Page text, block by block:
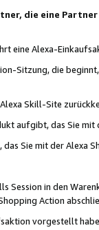
die eine
eine Alexa-
Sitzung, die
Skill-Site
aufgibt, das Sie mit
das Sie mit der Alexa
Session in den
Action
vorgestellt